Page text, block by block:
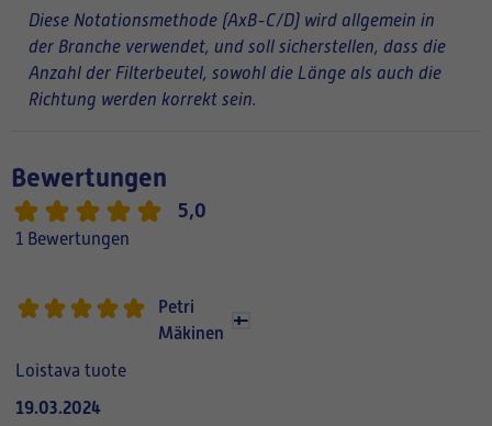
Diese Notationsmethode (AxB-C/D) wird allgemein in
der Branche verwendet, und soll sicherstellen, dass die
Anzahl der Filterbeutel, sowohl die Länge als auch die
Richtung werden korrekt sein.
Bewertungen
5,0
1 Bewertungen
Petri
Mäkinen
Loistava tuote
19.03.2024